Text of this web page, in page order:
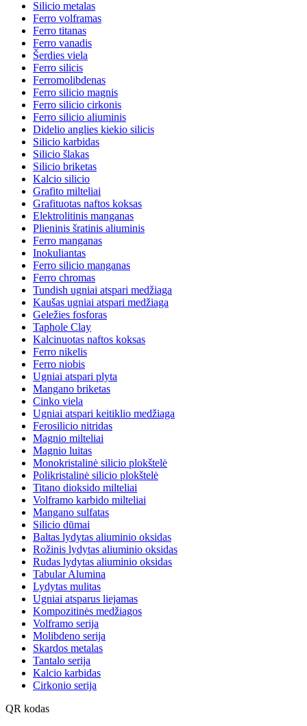
Silicio metalas
Ferro volframas
Ferro titanas
Ferro vanadis
Šerdies viela
Ferro silicis
Ferromolibdenas
Ferro silicio magnis
Ferro silicio cirkonis
Ferro silicio aliuminis
Didelio anglies kiekio silicis
Silicio karbidas
Silicio šlakas
Silicio briketas
Kalcio silicio
Grafito milteliai
Grafituotas naftos koksas
Elektrolitinis manganas
Plieninis šratinis aliuminis
Ferro manganas
Inokuliantas
Ferro silicio manganas
Ferro chromas
Tundish ugniai atspari medžiaga
Kaušas ugniai atspari medžiaga
Geležies fosforas
Taphole Clay
Kalcinuotas naftos koksas
Ferro nikelis
Ferro niobis
Ugniai atspari plyta
Mangano briketas
Cinko viela
Ugniai atspari keitiklio medžiaga
Ferosilicio nitridas
Magnio milteliai
Magnio luitas
Monokristalinė silicio plokštelė
Polikristalinė silicio plokštelė
Titano dioksido milteliai
Volframo karbido milteliai
Mangano sulfatas
Silicio dūmai
Baltas lydytas aliuminio oksidas
Rožinis lydytas aliuminio oksidas
Rudas lydytas aliuminio oksidas
Tabular Alumina
Lydytas mulitas
Ugniai atsparus liejamas
Kompozitinės medžiagos
Volframo serija
Molibdeno serija
Skardos metalas
Tantalo serija
Kalcio karbidas
Cirkonio serija
QR kodas